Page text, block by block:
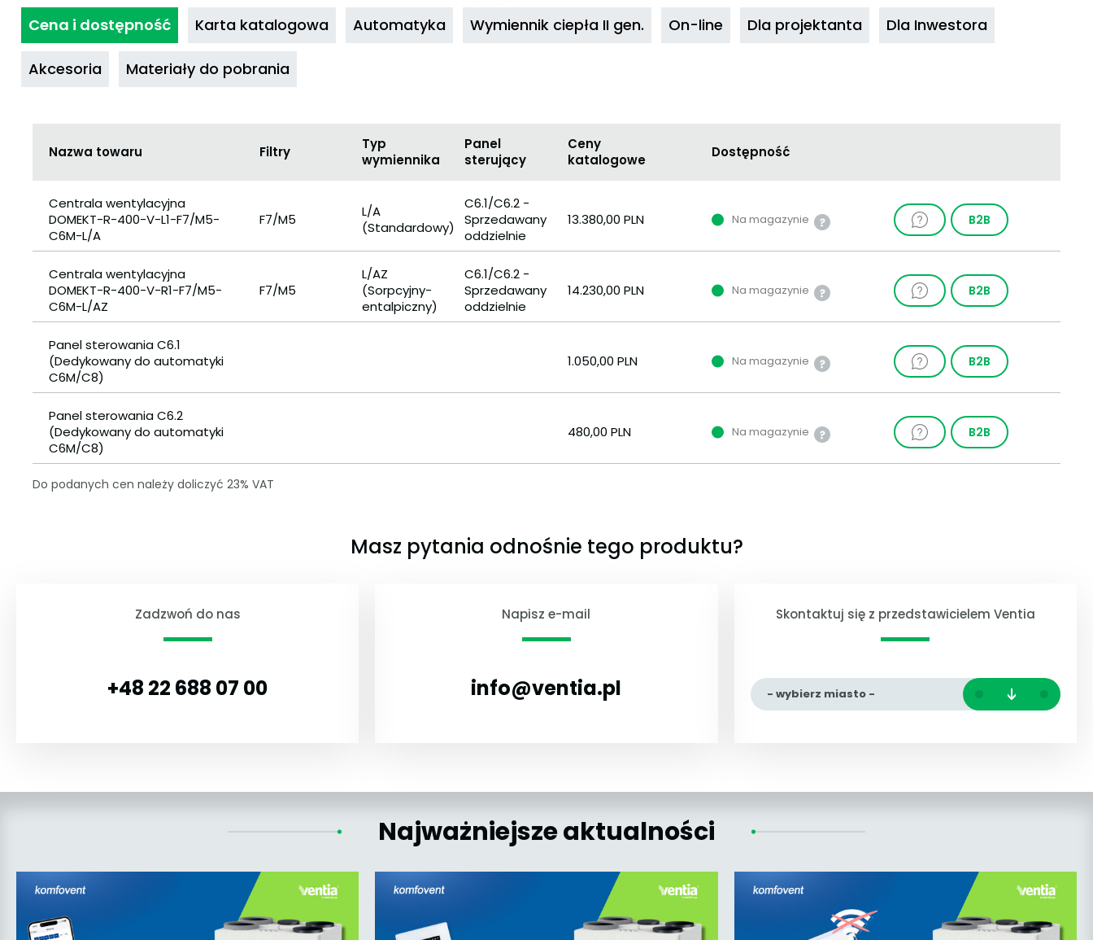
Cena i dostępność Karta katalogowa Automatyka Wymiennik ciepła II gen. On-line Dla projektanta Dla Inwestora
Akcesoria Materiały do pobrania
Nazwa towaru Filtry
Typ
wymiennika
Panel
sterujący
Ceny
katalogowe
Dostępność
Centrala wentylacyjna
DOMEKT-R-400-V-L1-F7/M5-
C6M-L/A
F7/M5
L/A
(Standardowy)
C6.1/C6.2 -
Sprzedawany
oddzielnie
13.380,00 PLN Na magazynie B2B
Centrala wentylacyjna
DOMEKT-R-400-V-R1-F7/M5-
C6M-L/AZ
F7/M5
L/AZ
(Sorpcyjny-
entalpiczny)
C6.1/C6.2 -
Sprzedawany
oddzielnie
14.230,00 PLN Na magazynie B2B
Panel sterowania C6.1
(Dedykowany do automatyki
C6M/C8)
1.050,00 PLN Na magazynie B2B
Panel sterowania C6.2
(Dedykowany do automatyki
C6M/C8)
480,00 PLN Na magazynie B2B
Do podanych cen należy doliczyć 23% VAT
Masz pytania odnośnie tego produktu?
Zadzwoń do nas
+48 22 688 07 00
Napisz e-mail
info@ventia.pl
Skontaktuj się z przedstawicielem Ventia
- wybierz miasto -
Najważniejsze aktualności